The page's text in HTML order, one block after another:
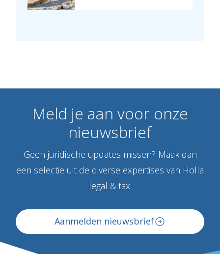
Meld je aan voor onze
nieuwsbrief
Geen juridische updates missen? Maak dan
een selectie uit de diverse expertises van Holla
legal & tax.
Aanmelden nieuwsbrief